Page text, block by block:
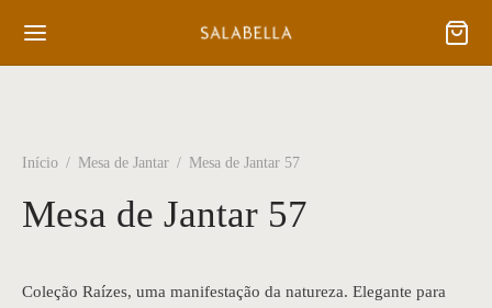
Início / Mesa de Jantar / Mesa de Jantar 57
Mesa de Jantar 57
Coleção Raízes, uma manifestação da natureza. Elegante para